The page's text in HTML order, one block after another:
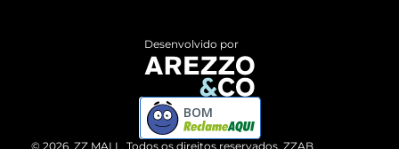
ZZ MALL é confiável
Devolução do Produto
Compre pelo WhatsApp
© 2026, ZZ MALL. Todos os direitos reservados. ZZAB
Desenvolvido por
BOM